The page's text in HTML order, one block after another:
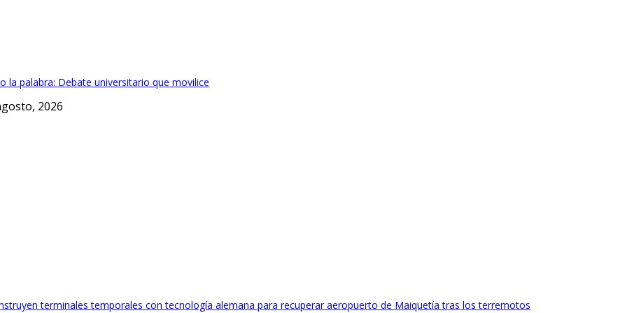
la palabra: Debate universitario que movilice
2026
terminales temporales con tecnología alemana para recuperar aeropuerto de Maiquetía tras los terremotos